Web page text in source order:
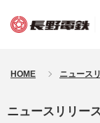
HOME ニュース
ニュースリリー